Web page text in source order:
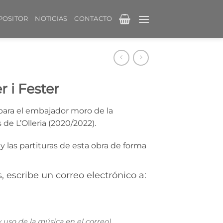
NOTICIAS CONTACTO
i Fester
el embajador moro de la
L’Olleria (2020/2022).
las partituras de esta obra de forma
escribe un correo electrónico a: